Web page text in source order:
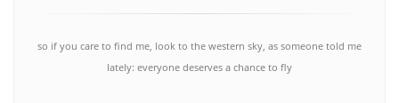
so if you care to find me, look to the western sky, as someone told me
lately: everyone deserves a chance to fly